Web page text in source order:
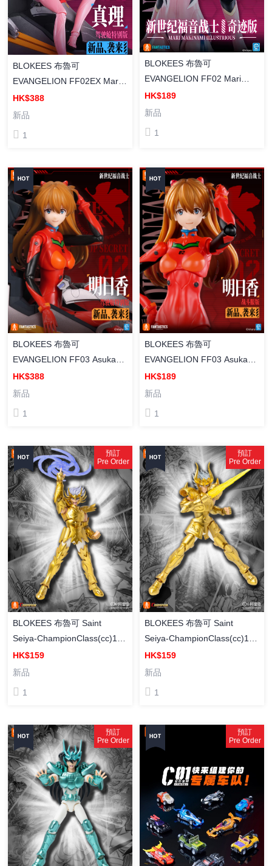
BLOKEES 布魯可
EVANGELION FF02EX Mari
Makinami Illustrious (Entry
Plug Interior) [奇蹟版] 真希波
HK$388
新品
1
BLOKEES 布魯可
EVANGELION FF02 Mari
Makinami Illustrious (Plug
Suit) [奇蹟版] 真希波 (戰鬥服)
HK$189
新品
1
BLOKEES 布魯可
EVANGELION FF03 Asuka
Shikinami Langley (Entry
Plug Interior) [奇蹟版] 明日香
HK$388
新品
1
BLOKEES 布魯可
EVANGELION FF03 Asuka
Shikinami Langley (Plug Suit)
[奇蹟版] 明日香 (戰鬥服) 組裝
HK$189
新品
1
預訂
Pre Order
BLOKEES 布魯可 Saint
Seiya-ChampionClass(cc)11-
Cancer Deathmast [超越版]
聖鬥士星矢CC11 巨蟹座 迪斯
HK$159
新品
1
預訂
Pre Order
BLOKEES 布魯可 Saint
Seiya-ChampionClass(cc)10-
Capricorn Shura [超越版] 聖
鬥士星矢CC10 山羊座 修羅 組
HK$159
新品
1
預訂
Pre Order
預訂
Pre Order